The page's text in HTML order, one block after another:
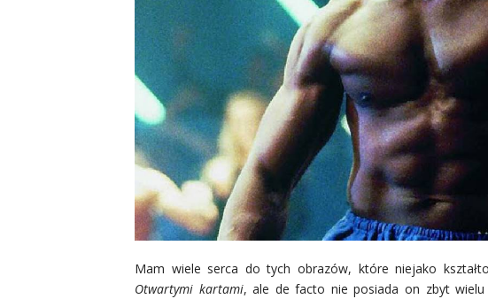
Mam wiele serca do tych obrazów, które niejako
Otwartymi kartami, ale de facto nie posiada on zbyt wielu